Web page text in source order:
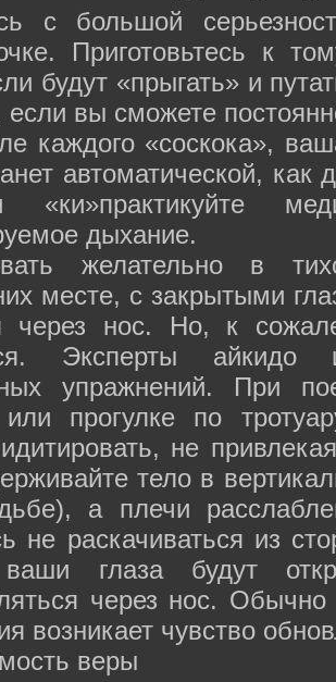
с большой
Приготовьтесь к
будут «прыгать» и
если вы сможете
каждого «соскока»,
автоматической,
«ки»практикуйте
дыхание.
желательно в
месте, с закрытыми
через нос. Но, к
Эксперты айкидо
упражнений. При
или прогулке по
не
тело в
а плечи
не раскачиваться из
ваши глаза будут
через нос. Обычно
возникает чувство
веры